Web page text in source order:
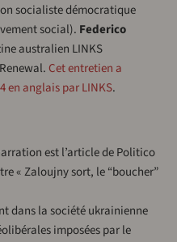
socialiste démocratique
social). Federico
australien LINKS
Cet entretien a
en anglais par LINKS.
est l’article de Politico
« Zaloujny sort, le “boucher”
dans la société ukrainienne
imposées par le